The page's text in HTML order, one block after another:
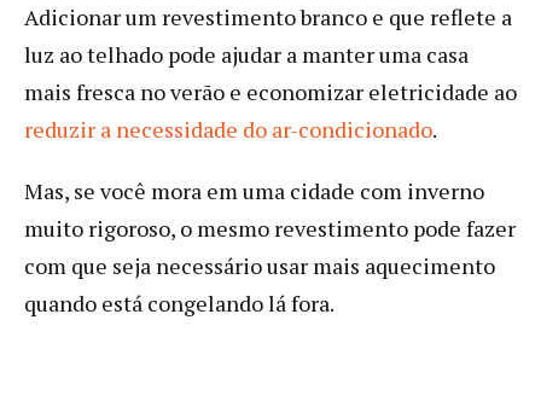
Adicionar um revestimento branco e que reflete a
luz ao telhado pode ajudar a manter uma casa
mais fresca no verão e economizar eletricidade ao
reduzir a necessidade do ar-condicionado.
Mas, se você mora em uma cidade com inverno
muito rigoroso, o mesmo revestimento pode fazer
com que seja necessário usar mais aquecimento
quando está congelando lá fora.